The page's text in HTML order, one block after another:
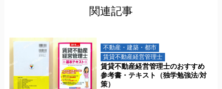
関連記事
不動産・建築・都市
賃貸不動産経営管理士
賃貸不動産経営管理士のおすすめ
参考書・テキスト（独学勉強法/対
策）